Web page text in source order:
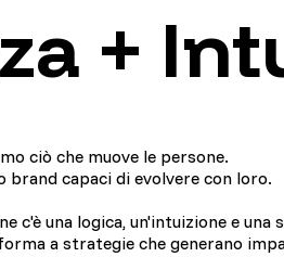
ciò che muove le persone.
brand capaci di evolvere con loro.
c'è una logica, un'intuizione e una
a strategie che generano
+